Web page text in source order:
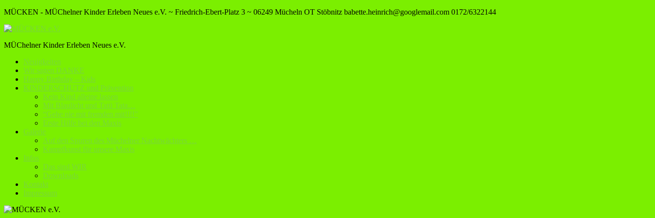
MÜCKEN - MÜChelner Kinder Erleben Neues e.V. ~ Friedrich-Ebert-Platz 3 ~ 06249 Mücheln OT Stöbnitz babette.heinrich@googlemail.com 0172/6322144
MÜChelner Kinder Erleben Neues e.V.
Neuigkeiten
Wir sagen DANKE
Happy Birthday – Kids
KINDERSCHUTZ und Prävention
Kein Kind alleine lassen
Mit Blaulicht und Tatü Tata…
“Gehe nie mit fremden mit!!!!”
Erste Hilfe bei den Maxis
Galerie
Auf den Spuren des Müchelner Nachtwächters …
Kampfkunst für unsere Maxis
Infos
Das sind WIR
Downloads
Kontakt
Impressum